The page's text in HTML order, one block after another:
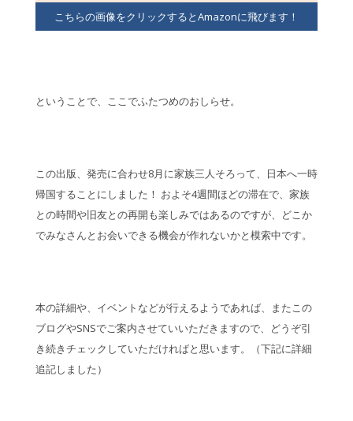
こちらの画像をクリックするとAmazonに飛びます！
ということで、ここでふたつめのおしらせ。
この出版、発売に合わせ8月に家族三人そろって、日本へ一時
帰国することにしました！ およそ4週間ほどの滞在で、家族
との時間や旧友との再開も楽しみではあるのですが、どこか
でみなさんとお会いできる機会が作れないかと模索中です。
本の詳細や、イベントなどが行えるようであれば、またこの
ブログやSNSでご案内させていいただきますので、どうぞ引
き続きチェックしていただければと思います。（下記に詳細
追記しました）